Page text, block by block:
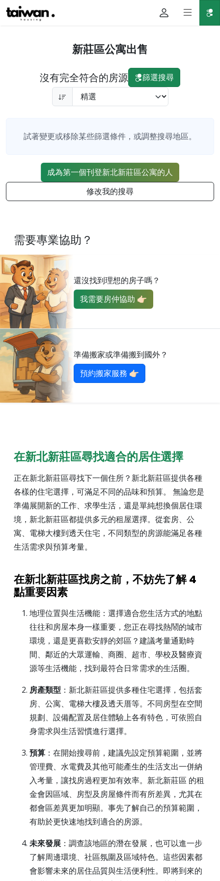
新莊區公寓出售
沒有完全符合的房源 篩選搜尋
試著變更或移除某些篩選條件，或調整搜尋地區。
成為第一個刊登新北新莊區公寓的人
修改我的搜尋
需要專業協助？
還沒找到理想的房子嗎？
我需要房仲協助 👉🏻
準備搬家或準備搬到國外？
預約搬家服務 👉🏻
在新北新莊區尋找適合的居住選擇
正在新北新莊區尋找下一個住所？新北新莊區提供各種
各樣的住宅選擇，可滿足不同的品味和預算。 無論您是
準備展開新的工作、求學生活，還是單純想換個居住環
境，新北新莊區都提供多元的租屋選擇。從套房、公
寓、電梯大樓到透天住宅，不同類型的房源能滿足各種
生活需求與預算考量。
在新北新莊區找房之前，不妨先了解 4
點重要因素
地理位置與生活機能：選擇適合您生活方式的地點
往往和房屋本身一樣重要，您正在尋找熱鬧的城市
環境，還是更喜歡安靜的郊區？建議考量通勤時
間、鄰近的大眾運輸、商圈、超市、學校及醫療資
源等生活機能，找到最符合日常需求的生活圈。
房產類型 ：新北新莊區提供多種住宅選擇，包括套
房、公寓、電梯大樓及透天厝等。不同房型在空間
規劃、設備配置及居住體驗上各有特色，可依照自
身需求與生活習慣進行選擇。
預算 ：在開始搜尋前，建議先設定預算範圍，並將
管理費、水電費及其他可能產生的生活支出一併納
入考量，讓找房過程更加有效率。新北新莊區 的租
金會因區域、房型及房屋條件而有所差異，尤其在
都會區差異更加明顯。事先了解自己的預算範圍，
有助於更快速地找到適合的房源。
未來發展 ：調查該地區的潛在發展，也可以進一步
了解周邊環境、社區氛圍及區域特色。這些因素都
會影響未來的居住品質與生活便利性。即將到來的